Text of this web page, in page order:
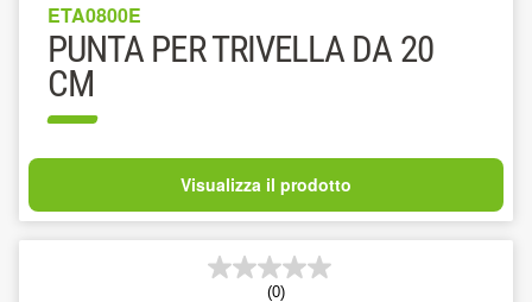
ETA0800E
PUNTA PER TRIVELLA DA 20
CM
Visualizza il prodotto
(0)